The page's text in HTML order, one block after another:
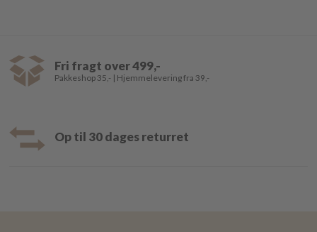
Fri fragt over 499,-
Pakkeshop 35,- | Hjemmelevering fra 39,-
Op til 30 dages returret